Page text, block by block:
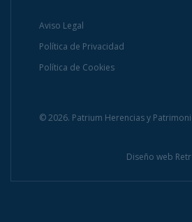
Aviso Legal
Política de Privacidad
Política de Cookies
© 2026. Patrium Herencias y
Diseño web